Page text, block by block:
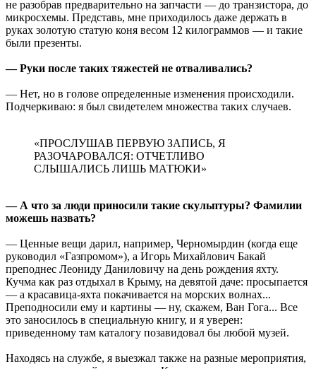
не разобрав предварительно на запчасти — до транзистора, до
микросхемы. Представь, мне приходилось даже держать в
руках золотую статую коня весом 12 килограммов — и такие
были презенты.
— Руки после таких тяжестей не отваливались?
— Нет, но в голове определенные изменения происходили.
Подчеркиваю: я был свидетелем множества таких случаев.
«ПРОСЛУШАВ ПЕРВУЮ ЗАПИСЬ, Я
РАЗОЧАРОВАЛСЯ: ОТЧЕТЛИВО
СЛЫШАЛИСЬ ЛИШЬ МАТЮКИ»
— А что за люди приносили такие скульптуры? Фамилии
можешь назвать?
— Ценные вещи дарил, например, Черномырдин (когда еще
руководил «Газпромом»), а Игорь Михайлович Бакай
преподнес Леониду Даниловичу на день рождения яхту.
Кучма как раз отдыхал в Крыму, на девятой даче: просыпается
— а красавица-яхта покачивается на морских волнах...
Преподносили ему и картины — ну, скажем, Ван Гога... Все
это заносилось в специальную книгу, и я уверен:
приведенному там каталогу позавидовал бы любой музей.
Находясь на службе, я выезжал также на разные мероприятия,